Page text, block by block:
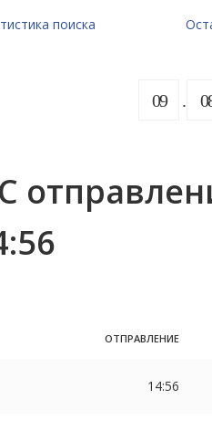
поиска
09
ОТПРАВЛЕНИЕ
14:56